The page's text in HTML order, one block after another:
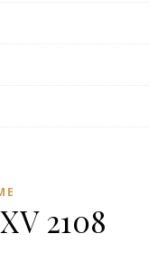
2108